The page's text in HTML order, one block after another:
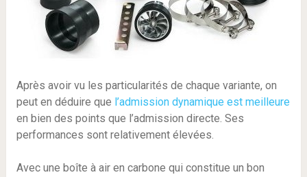
Après avoir vu les particularités de chaque variante, on
peut en déduire que l’admission dynamique est meilleure
en bien des points que l’admission directe. Ses
performances sont relativement élevées.
Avec une boîte à air en carbone qui constitue un bon